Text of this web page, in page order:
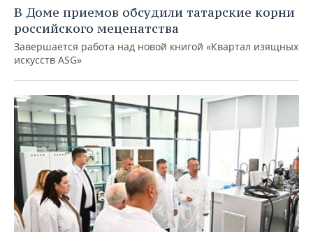
В Доме приемов обсудили татарские корни
российского меценатства
Завершается работа над новой книгой «Квартал изящных
искусств ASG»